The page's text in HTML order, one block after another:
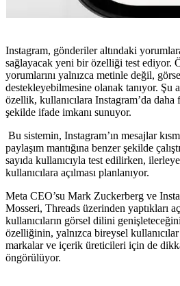
Instagram, gönderiler altındaki
sağlayacak yeni bir özelliği test ediyor.
yorumlarını yalnızca metinle değil,
destekleyebilmesine olanak tanıyor. Şu
özellik, kullanıcılara Instagram’da
şekilde ifade imkanı sunuyor.
Bu sistemin, Instagram’ın mesajlar
paylaşım mantığına benzer şekilde
sayıda kullanıcıyla test edilirken,
kullanıcılara açılması planlanıyor.
Meta CEO’su Mark Zuckerberg ve
Mosseri, Threads üzerinden yaptıkları
kullanıcıların görsel dilini
özelliğinin, yalnızca bireysel
markalar ve içerik üreticileri için de
öngörülüyor.